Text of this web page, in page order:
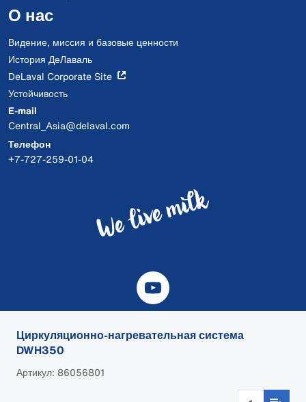
Циркуляционно-нагревательная система
DWH350
Артикул: 86056801
О нас
Видение, миссия и базовые ценности
История ДеЛаваль
DeLaval Corporate Site
Устойчивость
E-mail
Central_Asia@delaval.com
Телефон
+7-727-259-01-04
© 2026 DeLaval